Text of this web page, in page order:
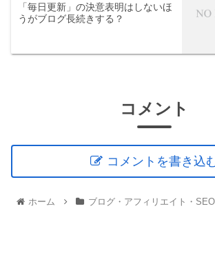
「毎日更新」の決意表明はしないほ
うがブログ長続きする？
コメント
コメントを書き込
ホーム ブログ・アフィリエイト・SEO